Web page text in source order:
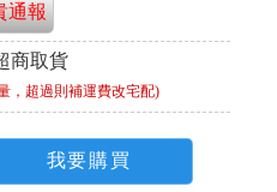
通報
商取貨
，超過則補運費改宅配)